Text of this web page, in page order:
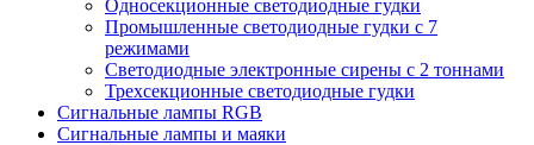
Односекционные светодиодные гудки
Промышленные светодиодные гудки с 7
режимами
Светодиодные электронные сирены с 2 тоннами
Трехсекционные светодиодные гудки
Сигнальные лампы RGB
Сигнальные лампы и маяки